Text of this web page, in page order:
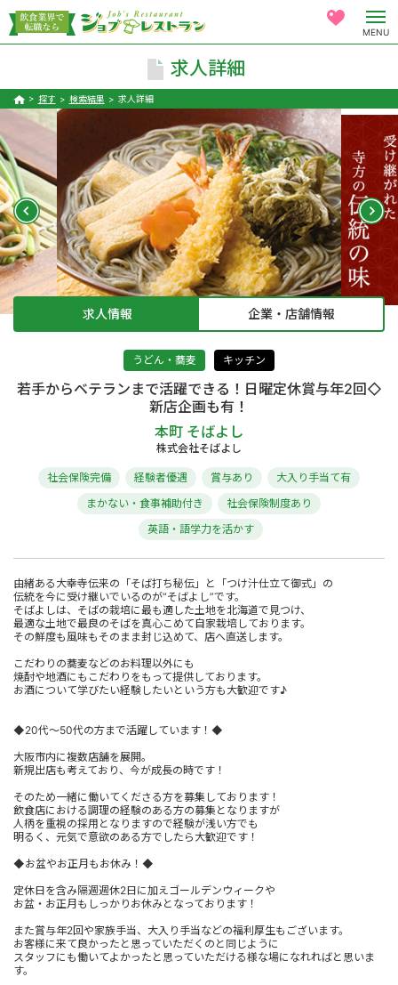
MENU
求人詳細
探す 検索結果 求人詳細
求人情報 企業・店舗情報
うどん・蕎麦 キッチン
若手からベテランまで活躍できる！日曜定休賞与年2回◇
新店企画も有！
本町 そばよし
株式会社そばよし
社会保険完備 経験者優遇 賞与あり
大入り手当て有
まかない・食事補助付き
社会保険制度あり
英語・語学力を活かす
由緒ある大幸寺伝来の「そば打ち秘伝」と「つけ汁仕立て御式」の
伝統を今に受け継いでいるのが“そばよし”です。
そばよしは、そばの栽培に最も適した土地を北海道で見つけ、
最適な土地で最良のそばを真心こめて自家栽培しております。
その鮮度も風味もそのまま封じ込めて、店へ直送します。
こだわりの蕎麦などのお料理以外にも
焼酎や地酒にもこだわりをもって提供しております。
お酒について学びたい経験したいという方も大歓迎です♪
◆20代～50代の方まで活躍しています！◆
大阪市内に複数店舗を展開。
新規出店も考えており、今が成長の時です！
そのため一緒に働いてくださる方を募集しております！
飲食店における調理の経験のある方の募集となりますが
人柄を重視の採用となりますので経験が浅い方でも
明るく、元気で意欲のある方でしたら大歓迎です！
◆お盆やお正月もお休み！◆
定休日を含み隔週週休2日に加えゴールデンウィークや
お盆・お正月もしっかりお休みとなっております！
また賞与年2回や家族手当、大入り手当などの福利厚生もございます。
お客様に来て良かったと思っていただくのと同じように
スタッフにも働いてよかったと思っていただける様な場になれればと思いま
す。